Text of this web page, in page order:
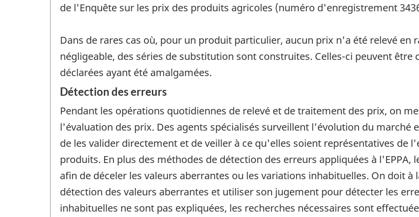
de l'Enquête sur les prix des produits agricoles (numéro d'enregistrement
Dans de rares cas où, pour un produit particulier, aucun prix n'a été relevé en
négligeable, des séries de substitution sont construites. Celles-ci peuvent être
déclarées ayant été amalgamées.
Détection des erreurs
Pendant les opérations quotidiennes de relevé et de traitement des prix, on
l'évaluation des prix. Des agents spécialisés surveillent l'évolution du marché
de les valider directement et de veiller à ce qu'elles soient représentatives de
produits. En plus des méthodes de détection des erreurs appliquées à l'EPPA,
afin de déceler les valeurs aberrantes ou les variations inhabituelles. On doit
détection des valeurs aberrantes et utiliser son jugement pour détecter les
inhabituelles ne sont pas expliquées, les recherches nécessaires sont